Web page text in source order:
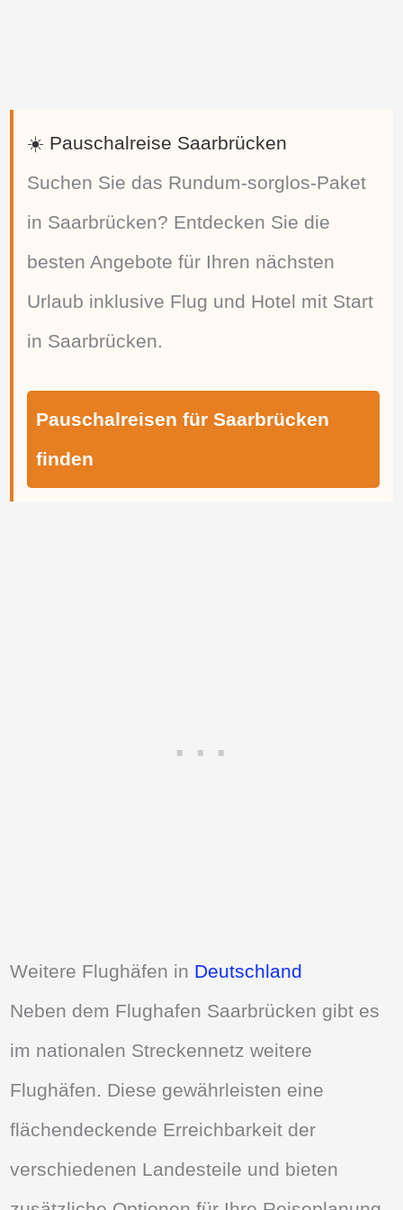
☀️ Pauschalreise Saarbrücken
Suchen Sie das Rundum-sorglos-Paket
in Saarbrücken? Entdecken Sie die
besten Angebote für Ihren nächsten
Urlaub inklusive Flug und Hotel mit Start
in Saarbrücken.
Pauschalreisen für Saarbrücken
finden
Weitere Flughäfen in Deutschland
Neben dem Flughafen Saarbrücken gibt es
im nationalen Streckennetz weitere
Flughäfen. Diese gewährleisten eine
flächendeckende Erreichbarkeit der
verschiedenen Landesteile und bieten